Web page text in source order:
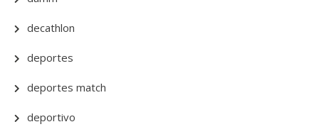
decathlon
deportes
deportes match
deportivo